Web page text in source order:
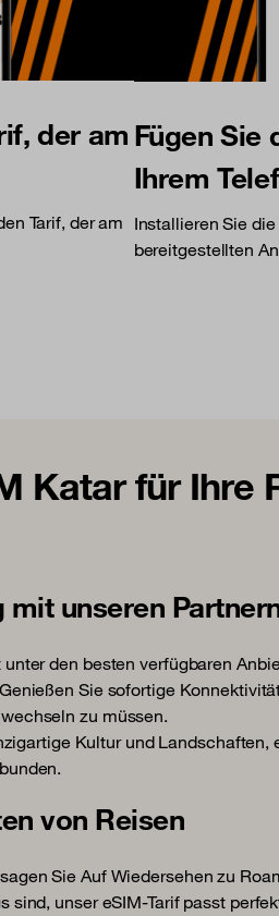
der am
Tarif, der am
Fügen Sie
Ihrem
Installieren Sie
bereitgestellten
Katar für Ihre
unseren
den besten verfügbaren
Sie sofortige
zu müssen.
Kultur und Landschaften,
von Reisen
Sie Auf Wiedersehen zu
unser eSIM-Tarif passt